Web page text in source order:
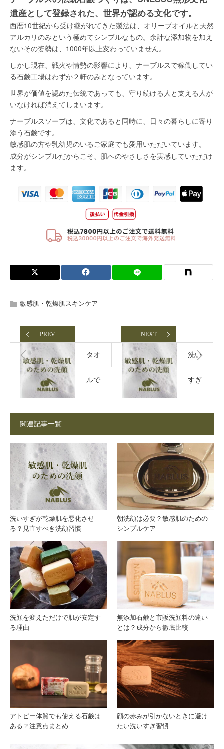
敏感肌・乾燥肌スキンケア
PREV
タオ
ルで
が敏
を悪
せる
理由
NEXT
洗い
すぎ
を悪
化さ
せ
見直
すべ
き洗
顔習
関連記事一覧
洗いすぎが乾燥肌を悪化させ
る？見直すべき洗顔習慣
朝洗顔は必要？敏感肌のための
シンプルケア
洗顔を変えただけで肌が安定す
る理由
無添加石鹸と市販洗顔料の違い
とは？成分から徹底比較
アトピー体質でも使える石鹸は
ある？注意点まとめ
顔の赤みが引かないときに避け
たい洗いすぎ習慣